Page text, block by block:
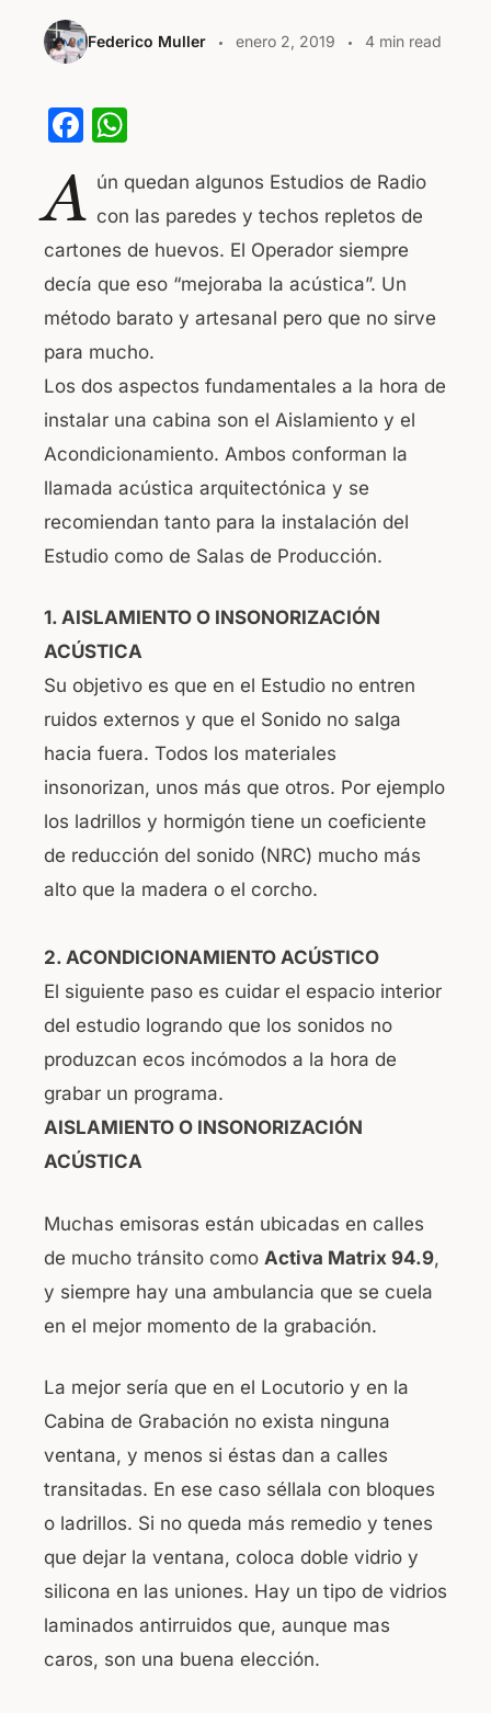
Federico Muller enero 2, 2019 4 min read
F
c
e
b
o
o
k
at
s
A
p
p
A ún quedan algunos Estudios de Radio
con las paredes y techos repletos de
cartones de huevos. El Operador siempre
decía que eso “mejoraba la acústica”. Un
método barato y artesanal pero que no sirve
para mucho.
Los dos aspectos fundamentales a la hora de
instalar una cabina son el Aislamiento y el
Acondicionamiento. Ambos conforman la
llamada acústica arquitectónica y se
recomiendan tanto para la instalación del
Estudio como de Salas de Producción.
1. AISLAMIENTO O INSONORIZACIÓN
ACÚSTICA
Su objetivo es que en el Estudio no entren
ruidos externos y que el Sonido no salga
hacia fuera. Todos los materiales
insonorizan, unos más que otros. Por ejemplo
los ladrillos y hormigón tiene un coeficiente
de reducción del sonido (NRC) mucho más
alto que la madera o el corcho.
2. ACONDICIONAMIENTO ACÚSTICO
El siguiente paso es cuidar el espacio interior
del estudio logrando que los sonidos no
produzcan ecos incómodos a la hora de
grabar un programa.
AISLAMIENTO O INSONORIZACIÓN
ACÚSTICA
Muchas emisoras están ubicadas en calles
de mucho tránsito como Activa Matrix 94.9,
y siempre hay una ambulancia que se cuela
en el mejor momento de la grabación.
La mejor sería que en el Locutorio y en la
Cabina de Grabación no exista ninguna
ventana, y menos si éstas dan a calles
transitadas. En ese caso séllala con bloques
o ladrillos. Si no queda más remedio y tenes
que dejar la ventana, coloca doble vidrio y
silicona en las uniones. Hay un tipo de vidrios
laminados antirruidos que, aunque mas
caros, son una buena elección.